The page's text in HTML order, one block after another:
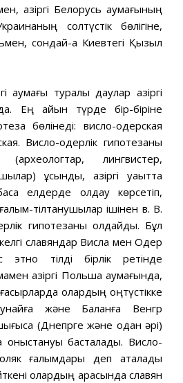
қазіргі Белорусь аумағының
солтүстік бөлігіне,
сондай-ақ Киевтегі Қызыл
аумағы туралы даулар қазіргі
Ең айқын түрде бір-біріне
бөлінеді: висло-одерская
Висло-одерлік гипотезаны
лингвистер,
ұсынды, қазіргі уақытта
елдерде қолдау көрсетіп,
тілтанушылар ішінен в. В.
гипотезаны қолдайды. Бұл
славяндар Висла мен Одер
этно тілді бірлік ретінде
қазіргі Польша аумағында,
олардың оңтүстікке
және Балқанға Венгр
(Днепрге және одан әрі)
қоныстануы басталады. Висло-
ғалымдары деп аталады
олардың арасында славян